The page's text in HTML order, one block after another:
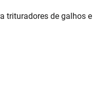
trituradores de galhos e